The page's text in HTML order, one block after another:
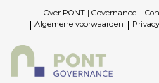
Over PONT | Governance
Algemene voorwaarden